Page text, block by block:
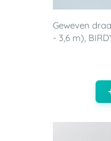
Geweven
- 3,6 m),